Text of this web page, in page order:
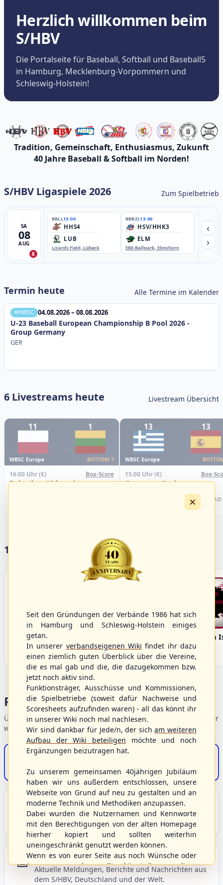
Herzlich willkommen beim
S/HBV
Die Portalseite für Baseball, Softball und Baseball5
in Hamburg, Mecklenburg-Vorpommern und
Schleswig-Holstein!
Tradition, Gemeinschaft, Enthusiasmus, Zukunft
40 Jahre Baseball & Softball im Norden!
S/HBV Ligaspiele 2026 Zum Spielbetrieb
SA
08
AUG
8
BBLL13:00
HHS4
LUB
Lizards Field, Lübeck
BBBZL13:00
HSV/HHK3
ELM
EBE-Ballpark, Elmshorn
‹
›
Termin heute Alle Termine im Kalender
WBSC 04.08.2026 – 08.08.2026
U-23 Baseball European Championship B Pool 2026 -
Group Germany
GER
6 Livestreams heute Livestream Übersicht
11 1
WBSC Europe BOTTOM 7
16:00 Uhr(€) Box-Score
Poland vs. Lithuania
13 13
WBSC Europe
15:00 Uhr(€) Box-
Greece vs. Spain
Championship B Pool 2026 - Group
17 Vereine im S/HBV
Bargenstedt
Beavers
Fehmarn
Portalbereiche
Übersicht der Verbandsbereiche – wählen Sie einen Einstieg für
weiterführende Informationen.
S/HBV-Shop
Der Onlineshop des S/HBV
Unser Sport
Grundlagen und Hintergründe zu Baseball, Softball
und Baseball5.
Berichte und Neuigkeiten
Aktuelle Meldungen, Berichte und Nachrichten aus
dem S/HBV, Deutschland und der Welt.
×
Seit den Gründungen der Verbände 1986 hat sich
in Hamburg und Schleswig-Holstein einiges
getan.
In unserer verbandseigenen Wiki findet ihr dazu
einen ziemlich guten Überblick über die Vereine,
die es mal gab und die, die dazugekommen bzw.
jetzt noch aktiv sind.
Funktionsträger, Ausschüsse und Kommissionen,
die Spielbetriebe (soweit dafür Nachweise und
Scoresheets aufzufinden waren) - all das könnt ihr
in unserer Wiki noch mal nachlesen.
Wir sind dankbar für Jede/n, der sicham weiteren
Aufbau der Wiki beteiligen möchte und noch
Ergänzungen beizutragen hat.
Zu unserem gemeinsamen 40jährigen Jubiläum
haben wir uns außerdem entschlossen, unsere
Webseite von Grund auf neu zu gestalten und an
moderne Technik und Methodiken anzupassen.
Dabei wurden die Nutzernamen und Kennworte
mit den Berechtigungen von der alten Homepage
hierher kopiert und sollten weiterhin
uneingeschränkt genutzt werden können.
Wenn es von eurer Seite aus noch Wünsche oder
Anregungen geben sollte, könnt ihr uns diese
gerne an die Verbandsadresseinfo@shbvnet.de